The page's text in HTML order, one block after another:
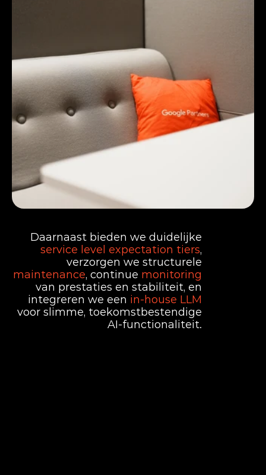
Services
Daarnaast bieden we duidelijke
service level expectation tiers,
verzorgen we structurele
maintenance, continue monitoring
van prestaties en stabiliteit, en
integreren we een in-house LLM
voor slimme, toekomstbestendige
AI-functionaliteit.